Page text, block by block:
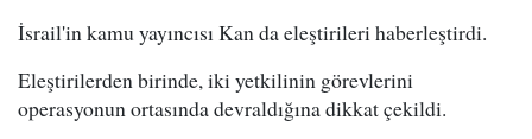
İsrail'in kamu yayıncısı Kan da eleştirileri haberleştirdi.
Eleştirilerden birinde, iki yetkilinin görevlerini
operasyonun ortasında devraldığına dikkat çekildi.